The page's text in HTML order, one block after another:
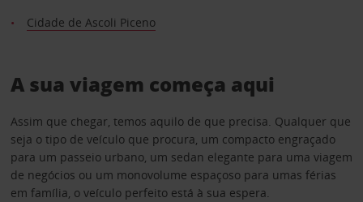
Cidade de Ascoli Piceno
A sua viagem começa aqui
Assim que chegar, temos aquilo de que precisa. Qualquer que
seja o tipo de veículo que procura, um compacto engraçado
para um passeio urbano, um sedan elegante para uma viagem
de negócios ou um monovolume espaçoso para umas férias
em família, o veículo perfeito está à sua espera.